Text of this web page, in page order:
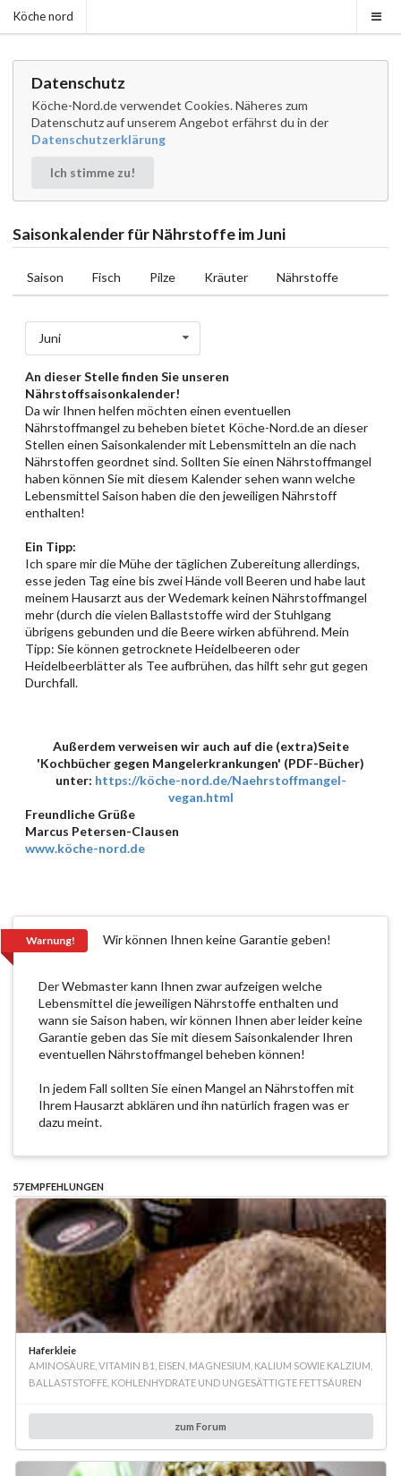
Köche nord
Datenschutz
Köche-Nord.de verwendet Cookies. Näheres zum
Datenschutz auf unserem Angebot erfährst du in der
Datenschutzerklärung
Ich stimme zu!
Saisonkalender für Nährstoffe im Juni
Saison Fisch Pilze Kräuter Nährstoffe
Juni
An dieser Stelle finden Sie unseren
Nährstoffsaisonkalender!
Da wir Ihnen helfen möchten einen eventuellen
Nährstoffmangel zu beheben bietet Köche-Nord.de an dieser
Stellen einen Saisonkalender mit Lebensmitteln an die nach
Nährstoffen geordnet sind. Sollten Sie einen Nährstoffmangel
haben können Sie mit diesem Kalender sehen wann welche
Lebensmittel Saison haben die den jeweiligen Nährstoff
enthalten!
Ein Tipp:
Ich spare mir die Mühe der täglichen Zubereitung allerdings,
esse jeden Tag eine bis zwei Hände voll Beeren und habe laut
meinem Hausarzt aus der Wedemark keinen Nährstoffmangel
mehr (durch die vielen Ballaststoffe wird der Stuhlgang
übrigens gebunden und die Beere wirken abführend. Mein
Tipp: Sie können getrocknete Heidelbeeren oder
Heidelbeerblätter als Tee aufbrühen, das hilft sehr gut gegen
Durchfall.
Außerdem verweisen wir auch auf die (extra)Seite
'Kochbücher gegen Mangelerkrankungen' (PDF-Bücher)
unter: https://köche-nord.de/Naehrstoffmangel-
vegan.html
Freundliche Grüße
Marcus Petersen-Clausen
www.köche-nord.de
Warnung! Wir können Ihnen keine Garantie geben!
Der Webmaster kann Ihnen zwar aufzeigen welche
Lebensmittel die jeweiligen Nährstoffe enthalten und
wann sie Saison haben, wir können Ihnen aber leider keine
Garantie geben das Sie mit diesem Saisonkalender Ihren
eventuellen Nährstoffmangel beheben können!
In jedem Fall sollten Sie einen Mangel an Nährstoffen mit
Ihrem Hausarzt abklären und ihn natürlich fragen was er
dazu meint.
57 EMPFEHLUNGEN
Haferkleie
AMINOSÄURE, VITAMIN B1, EISEN, MAGNESIUM, KALIUM SOWIE KALZIUM,
BALLASTSTOFFE, KOHLENHYDRATE UND UNGESÄTTIGTE FETTSÄUREN
zum Forum